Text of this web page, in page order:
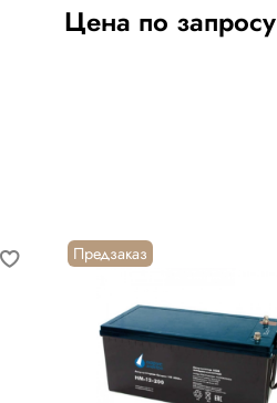
Цена по запросу
Предзаказ